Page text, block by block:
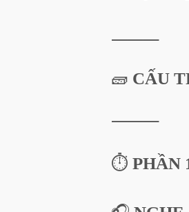
⸻
🧱 CẤU
⸻
⏱️ PHẦN